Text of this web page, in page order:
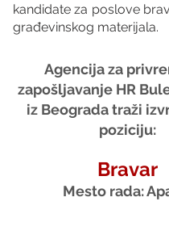
kandidate za poslove
građevinskog materijala.
Agencija za
zapošljavanje HR
iz Beograda traži
poziciju:
Bravar
Mesto rada: